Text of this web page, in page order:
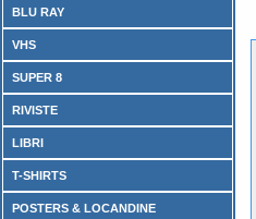
BLU RAY
VHS
SUPER 8
RIVISTE
LIBRI
T-SHIRTS
POSTERS & LOCANDINE